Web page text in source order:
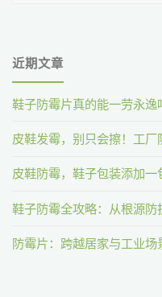
近期文章
鞋子防霉片真的能一劳永
皮鞋发霉，别只会擦！工
皮鞋防霉，鞋子包装添加
鞋子防霉全攻略：从根源防
防霉片：跨越居家与工业